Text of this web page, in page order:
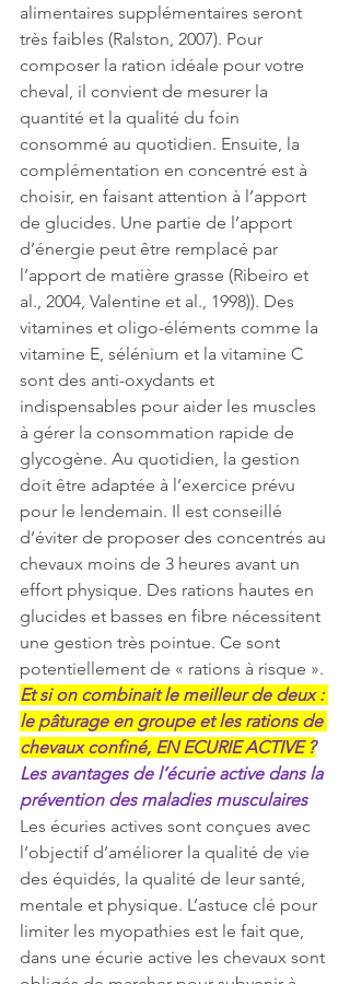
alimentaires supplémentaires seront
très faibles (Ralston, 2007). Pour
composer la ration idéale pour votre
cheval, il convient de mesurer la
quantité et la qualité du foin
consommé au quotidien. Ensuite, la
complémentation en concentré est à
choisir, en faisant attention à l’apport
de glucides. Une partie de l’apport
d’énergie peut être remplacé par
l’apport de matière grasse (Ribeiro et
al., 2004, Valentine et al., 1998)). Des
vitamines et oligo-éléments comme la
vitamine E, sélénium et la vitamine C
sont des anti-oxydants et
indispensables pour aider les muscles
à gérer la consommation rapide de
glycogène. Au quotidien, la gestion
doit être adaptée à l’exercice prévu
pour le lendemain. Il est conseillé
d’éviter de proposer des concentrés au
chevaux moins de 3 heures avant un
effort physique. Des rations hautes en
glucides et basses en fibre nécessitent
une gestion très pointue. Ce sont
potentiellement de « rations à risque ».
Et si on combinait le meilleur de deux :
le pâturage en groupe et les rations de
chevaux confiné, EN ECURIE ACTIVE ?
Les avantages de l’écurie active dans la
prévention des maladies musculaires
Les écuries actives sont conçues avec
l’objectif d’améliorer la qualité de vie
des équidés, la qualité de leur santé,
mentale et physique. L’astuce clé pour
limiter les myopathies est le fait que,
dans une écurie active les chevaux sont